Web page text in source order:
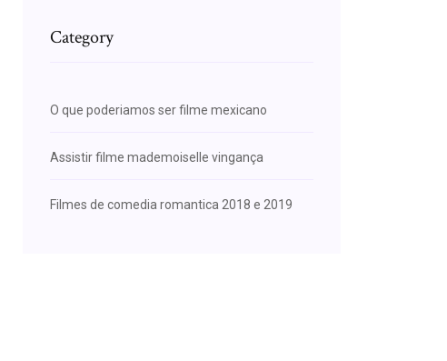
Category
O que poderiamos ser filme mexicano
Assistir filme mademoiselle vingança
Filmes de comedia romantica 2018 e 2019